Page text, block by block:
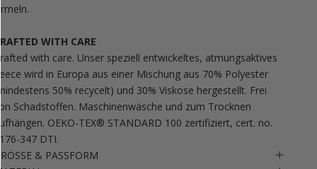
Ärmeln.
CRAFTED WITH CARE
Crafted with care. Unser speziell entwickeltes, atmungsaktives
fleece wird in Europa aus einer Mischung aus 70% Polyester
(mindestens 50% recycelt) und 30% Viskose hergestellt. Frei
von Schadstoffen. Maschinenwäsche und zum Trocknen
aufhängen. OEKO-TEX® STANDARD 100 zertifiziert, cert. no.
2176-347 DTI.
GRÖSSE & PASSFORM